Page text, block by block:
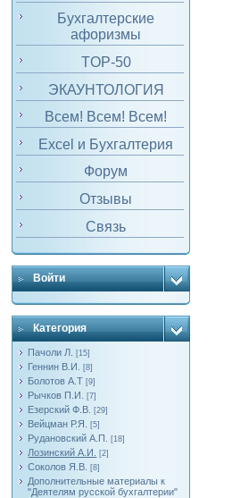
Бухгалтерские
афоризмы
TOP-50
ЭКАУНТОЛОГИЯ
Всем! Всем! Всем!
Excel и Бухгалтерия
Форум
Отзывы
Связь
Войти
Категория
Пачоли Л. [15]
Геннин В.И. [8]
Болотов А.Т [9]
Рычков П.И. [7]
Езерский Ф.В. [29]
Вейцман Р.Я. [5]
Рудановский А.П. [18]
Лозинский А.И. [2]
Соколов Я.В. [8]
Дополнительные материалы к
"Деятелям русской бухгалтерии"